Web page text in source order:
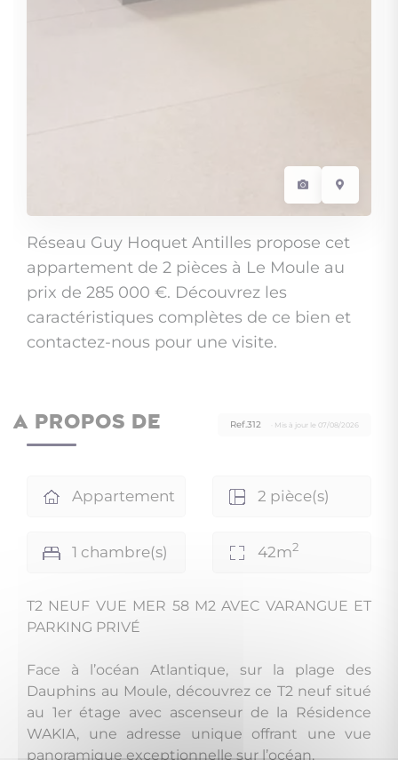
Réseau Guy Hoquet Antilles propose cet
appartement de 2 pièces à Le Moule au
prix de 285 000 €. Découvrez les
caractéristiques complètes de ce bien et
contactez-nous pour une visite.
A PROPOS DE Ref.312 · Mis à jour le 07/08/2026
Appartement 2 pièce(s)
1 chambre(s) 42m2
T2 NEUF VUE MER 58 M2 AVEC VARANGUE ET
PARKING PRIVÉ
Face à l’océan Atlantique, sur la plage des
Dauphins au Moule, découvrez ce T2 neuf situé
au 1er étage avec ascenseur de la Résidence
WAKIA, une adresse unique offrant une vue
panoramique exceptionnelle sur l’océan.